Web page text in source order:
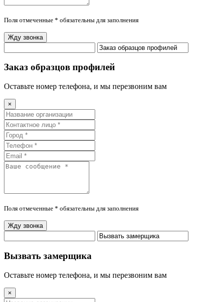
Поля отмеченные * обязательны для заполнения
Жду звонка
Заказ образцов профилей
Оставьте номер телефона, и мы перезвоним вам
×
Поля отмеченные * обязательны для заполнения
Жду звонка
Вызвать замерщика
Оставьте номер телефона, и мы перезвоним вам
×